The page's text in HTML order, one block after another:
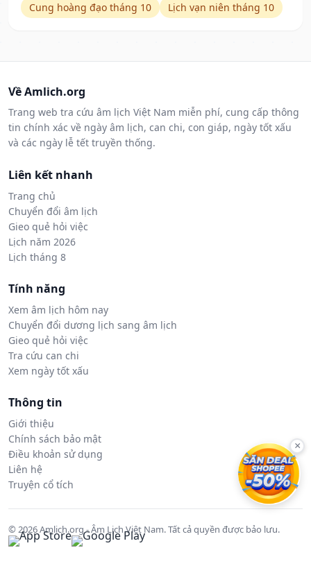
Cung hoàng đạo tháng 10
Lịch vạn niên tháng 10
Về Amlich.org
Trang web tra cứu âm lịch Việt Nam miễn phí, cung cấp thông
tin chính xác về ngày âm lịch, can chi, con giáp, ngày tốt xấu
và các ngày lễ tết truyền thống.
Liên kết nhanh
Trang chủ
Chuyển đổi âm lịch
Gieo quẻ hỏi việc
Lịch năm 2026
Lịch tháng 8
Tính năng
Xem âm lịch hôm nay
Chuyển đổi dương lịch sang âm lịch
Gieo quẻ hỏi việc
Tra cứu can chi
Xem ngày tốt xấu
Thông tin
Giới thiệu
Chính sách bảo mật
Điều khoản sử dụng
Liên hệ
Truyện cổ tích
© 2026 Amlich.org - Âm Lịch Việt Nam. Tất cả quyền được bảo lưu.
×